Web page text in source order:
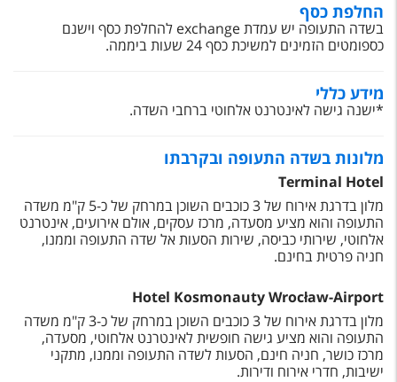
החלפת כסף
בשדה התעופה יש עמדת exchange
להחלפת כסף וישנם
כספומטים הזמינים למשיכת כסף 24 שעות ביממה.
מידע כללי
*ישנה גישה לאינטרנט אלחוטי ברחבי השדה.
מלונות בשדה התעופה ובקרבתו
Terminal Hotel
מלון בדרגת אירוח של 3 כוכבים השוכן במרחק של כ-5 ק"מ משדה
התעופה והוא מציע מסעדה, מרכז עסקים, אולם אירועים, אינטרנט
אלחוטי, שירותי כביסה, שירות הסעות אל שדה התעופה וממנו,
חניה פרטית בחינם.
Hotel Kosmonauty Wrocław-Airport
מלון בדרגת אירוח של 3 כוכבים השוכן במרחק של כ-3 ק"מ משדה
התעופה והוא מציע גישה חופשית לאינטרנט אלחוטי, מסעדה,
מרכז כושר, חניה חינם, הסעות לשדה התעופה וממנו, מתקני
ישיבות, חדרי אירוח ודירות.